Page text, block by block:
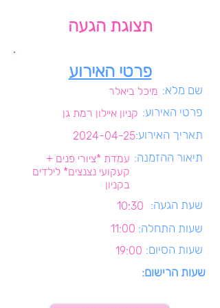
תצוגת הגעה
פרטי האירוע
מיכל ביאלר שם מלא:
קניון איילון רמת גן פרטי האירוע:
2024-04-25תאריך האירוע:
עמדת *ציורי פנים +
קעקועי נצנצים* לילדים
בקניון
תיאור ההזמנה:
10:30 שעת הגעה:
11:00 שעות התחלה:
19:00 שעות הסיום:
שעות הרישום: